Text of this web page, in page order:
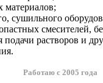
материалов;
сушильного
смесителей,
подачи растворов и
Работаю с 2005 года